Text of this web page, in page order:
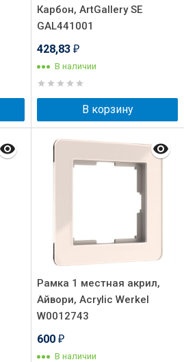
Карбон, ArtGallery SE
GAL441001
428,83 ₽
В наличии
В корзину
Рамка 1 местная акрил,
Айвори, Acrylic Werkel
W0012743
600 ₽
В наличии